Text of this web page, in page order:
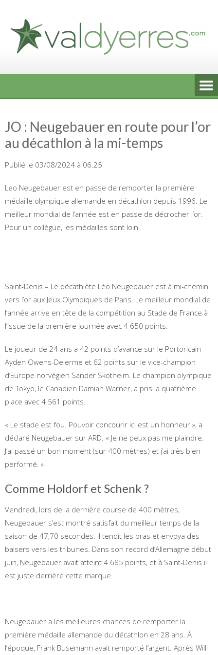
content
JO : Neugebauer en route pour l’or
au décathlon à la mi-temps
Publié le 03/08/2024 à 06:25
Leo Neugebauer est en passe de remporter la première
médaille olympique allemande en décathlon depuis 1996. Le
meilleur mondial de l’année est en passe de décrocher l’or.
Pour un collègue, les médailles sont loin.
Saint-Denis – Le décathlète Léo Neugebauer est à mi-chemin
vers l’or aux Jeux Olympiques de Paris. Le meilleur mondial de
l’année arrive en tête de la compétition au Stade de France à
l’issue de la première journée avec 4 650 points.
Le joueur de 24 ans a 42 points d’avance sur le Portoricain
Ayden Owens-Delerme et 62 points sur le vice-champion
d’Europe norvégien Sander Skotheim. Le champion olympique
de Tokyo, le Canadien Damian Warner, a pris la quatrième
place avec 4 561 points.
« Le stade est fou. Pouvoir concourir ici est un honneur », a
déclaré Neugebauer sur ARD. « Je ne peux pas me plaindre.
J’ai passé un bon moment (sur 400 mètres) et j’ai très bien
performé. »
Comme Holdorf et Schenk ?
Vendredi, lors de la dernière course de 400 mètres,
Neugebauer s’est montré satisfait du meilleur temps de la
saison de 47,70 secondes. Il tendit les bras et envoya des
baisers vers les tribunes. Dans son record d’Allemagne début
juin, Neugebauer avait atteint 4.685 points, et à Saint-Denis il
est juste derrière cette marque.
Neugebauer a les meilleures chances de remporter la
première médaille allemande du décathlon en 28 ans. À
l’époque, Frank Busemann avait remporté l’argent. Après Willi